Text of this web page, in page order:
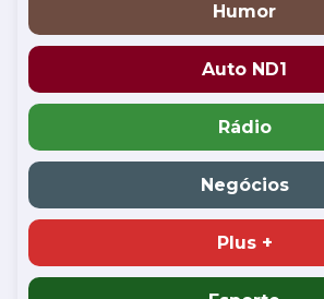
Humor
Auto ND1
Rádio
Negócios
Plus +